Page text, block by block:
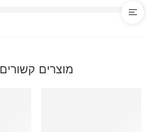
מוצרים קשורים